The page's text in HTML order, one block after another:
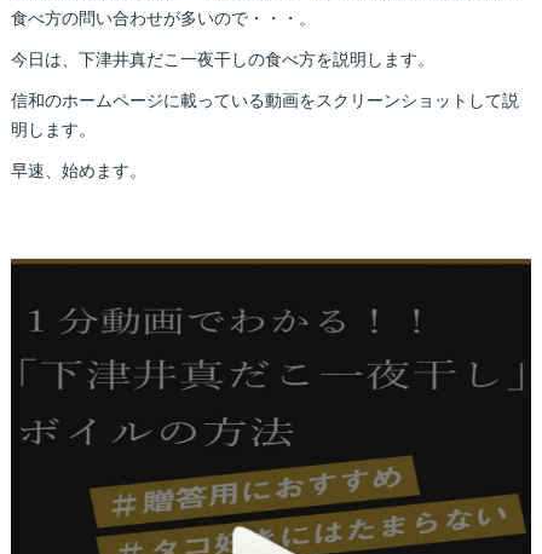
食べ方の問い合わせが多いので・・・。
今日は、下津井真だこ一夜干しの食べ方を説明します。
信和のホームページに載っている動画をスクリーンショットして説
明します。
早速、始めます。